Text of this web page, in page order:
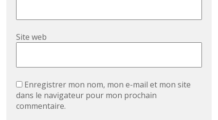
Site web
Enregistrer mon nom, mon e-mail et mon site
dans le navigateur pour mon prochain
commentaire.